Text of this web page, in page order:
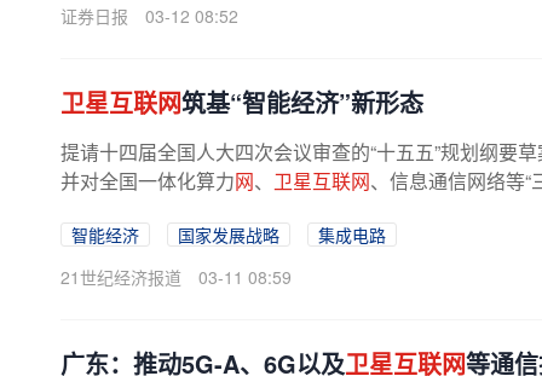
证券日报
03-12 08:52
卫星互联网筑基“智能经济”新形态
提请十四届全国人大四次会议审查的“十五五”规划纲要
并对全国一体化算力网、 卫星互联网、信息通信网络等“
智能经济 国家发展战略
集成电路
21世纪经济报道
03-11 08:59
广东：推动5G-A、6G以及卫星互联网等通